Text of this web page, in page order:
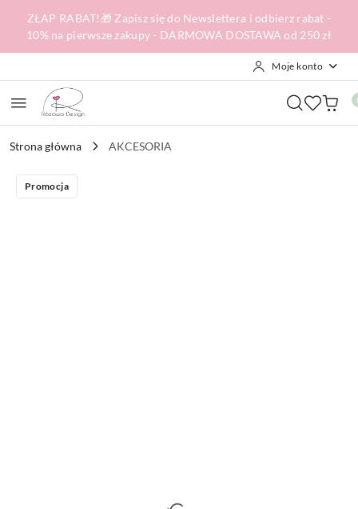
Przejdź do treści głównej
Przejdź do wyszukiwarki
Przejdź do moje konto
Przejdź do menu głównego
Przejdź do opisu produktu
Przejdź do stopki
ZŁAP RABAT!🎁 Zapisz się do Newslettera i odbierz rabat -
10% na pierwsze zakupy - DARMOWA DOSTAWA od 250 zł
Moje konto
Strona główna AKCESORIA
Promocja